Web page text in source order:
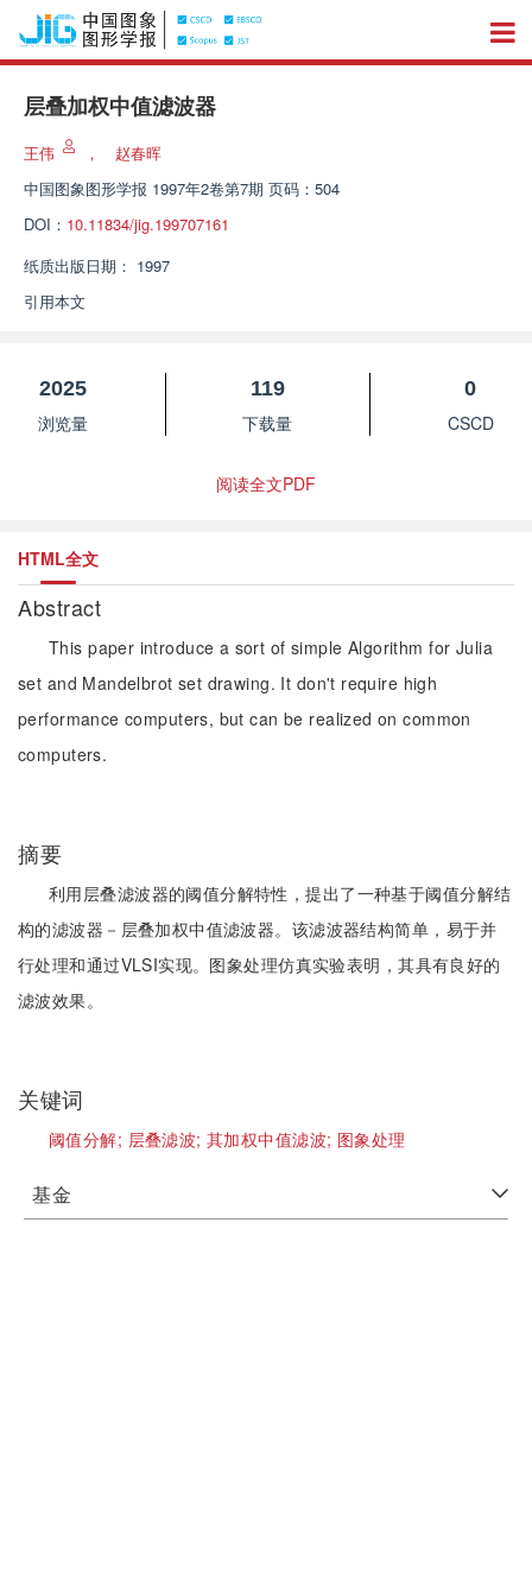
层叠加权中值滤波器
王伟 ，
赵春晖
中国图象图形学报 1997年2卷第7期 页码：504
DOI： 10.11834/jig.199707161
纸质出版日期： 1997
引用本文
2025
浏览量
119
下载量
0
CSCD
阅读全文PDF
HTML全文
Abstract
This paper introduce a sort of simple Algorithm for Julia
set and Mandelbrot set drawing. It don't require high
performance computers, but can be realized on common
computers.
摘要
利用层叠滤波器的阈值分解特性，提出了一种基于阈值分解结
构的滤波器－层叠加权中值滤波器。该滤波器结构简单，易于并
行处理和通过VLSI实现。图象处理仿真实验表明，其具有良好的
滤波效果。
关键词
阈值分解; 层叠滤波;其加权中值滤波; 图象处理
基金